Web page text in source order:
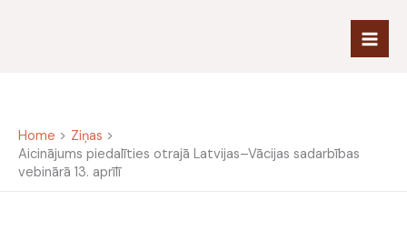
Home
Ziņas
Aicinājums piedalīties otrajā Latvijas–Vācijas sadarbības
vebinārā 13. aprīlī